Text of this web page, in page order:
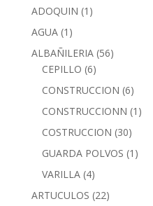
ADOQUIN (1)
AGUA (1)
ALBAÑILERIA (56)
CEPILLO (6)
CONSTRUCCION (6)
CONSTRUCCIONN (1)
COSTRUCCION (30)
GUARDA POLVOS (1)
VARILLA (4)
ARTUCULOS (22)